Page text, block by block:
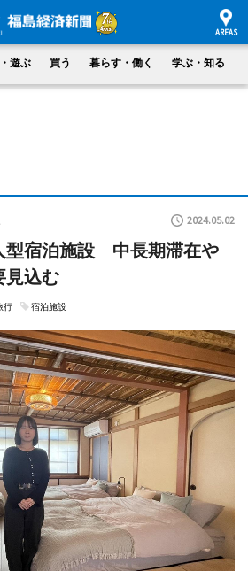
遊ぶ 買う 暮らす・働く 学ぶ・知る
2024.05.02
型宿泊施設 中長期滞在や
見込む
行 宿泊施設